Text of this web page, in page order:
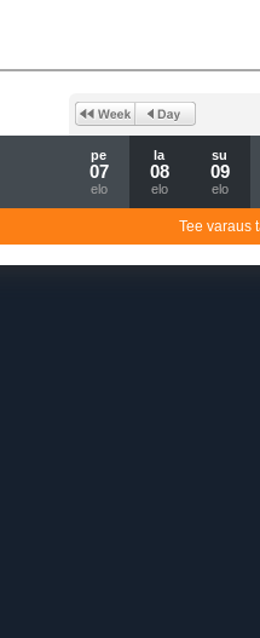
pe
07
elo
la
08
elo
su
09
elo
Tee varaus